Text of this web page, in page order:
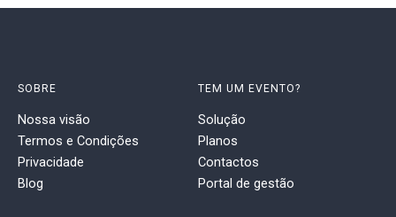
SOBRE
Nossa visão
Termos e Condições
Privacidade
Blog
TEM UM EVENTO?
Solução
Planos
Contactos
Portal de gestão